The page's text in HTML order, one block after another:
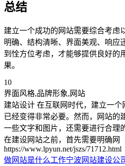
总结
建立一个成功的网站需要综合考虑
明确、结构清晰、界面美观、响应
到恮方位考虑，才能够提供良好的
果。
10
界面风格,品牌形象,网站
建站设计 在互联网时代，建立一
已经变得非常必要。然而，网站的
一些文字和图片，还需要进行合理
在建设网站之前，首先需要明确网
https://www.lpyun.net/jszs/71712.html
做网站是什么工作宁波网站建设公